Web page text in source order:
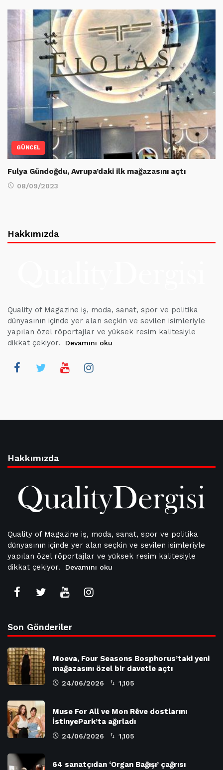
GÜNCEL
Fulya Gündoğdu, Avrupa’daki ilk mağazasını açtı
08/09/2023
Hakkımızda
Quality of Magazine iş, moda, sanat, spor ve politika
dünyasının içinde yer alan seçkin ve sevilen isimleriyle
yapılan özel röportajlar ve yüksek resim kalitesiyle
dikkat çekiyor.
Devamını oku
Hakkımızda
Quality of Magazine iş, moda, sanat, spor ve politika
dünyasının içinde yer alan seçkin ve sevilen isimleriyle
yapılan özel röportajlar ve yüksek resim kalitesiyle
dikkat çekiyor.
Devamını oku
Son Gönderiler
Moeva, Four Seasons Bosphorus’taki yeni
mağazasını özel bir davetle açtı
24/06/2026 1,105
Muse For All ve Mon Rêve dostlarını
İstinyePark’ta ağırladı
24/06/2026 1,105
64 sanatçıdan ‘Organ Bağışı’ çağrısı